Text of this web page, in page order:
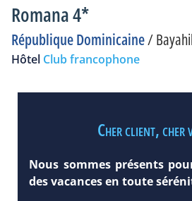
Romana 4*
République Dominicaine/
Hôtel Club francophone
Cher client, cher
Nous sommes présents
des vacances en toute